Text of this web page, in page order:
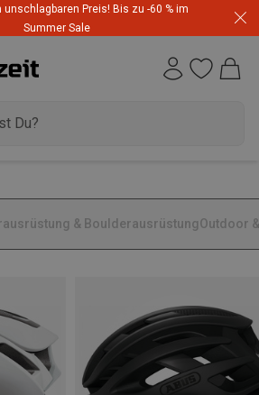
unschlagbaren Preis! Bis zu -60 % im
Summer Sale
& BoulderausrüstungOutdoor